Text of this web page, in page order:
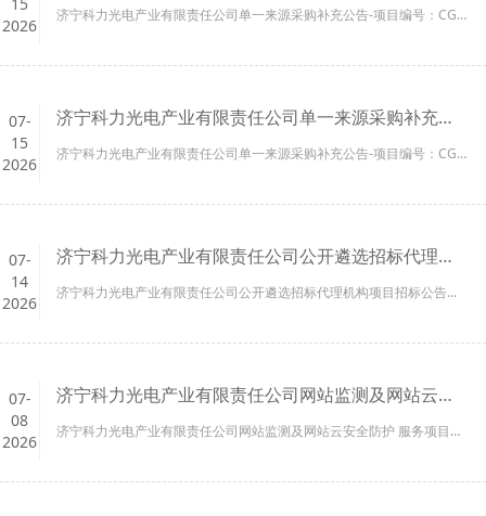
15
2026
济宁科力光电产业有限责任公司单一来源采购补充公告-项目编号：CGDD-2026-0369...
07-
15
2026
济宁科力光电产业有限责任公司单一来源采购补充公告-项目编号：CGDD-2026-0067
济宁科力光电产业有限责任公司单一来源采购补充公告-项目编号：CGDD-2026-0067...
07-
14
2026
济宁科力光电产业有限责任公司公开遴选招标代理机构项目招标公告
济宁科力光电产业有限责任公司公开遴选招标代理机构项目招标公告...
07-
08
2026
济宁科力光电产业有限责任公司网站监测及网站云安全防护服务项目招标公告
济宁科力光电产业有限责任公司网站监测及网站云安全防护 服务项目招标公告...